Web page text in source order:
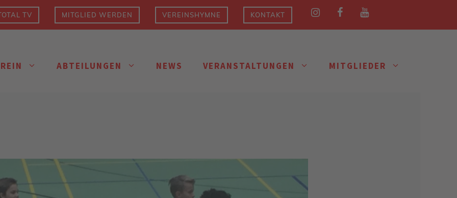
TV MITGLIED WERDEN VEREINSHYMNE KONTAKT
ABTEILUNGEN NEWS VERANSTALTUNGEN MITGLIEDER